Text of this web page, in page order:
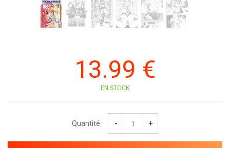
13.99 €
EN STOCK
Quantité